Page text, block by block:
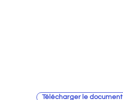
Télécharger le document